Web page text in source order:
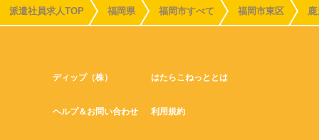
派遣社員求人TOP 福岡県 福岡市すべて 福岡市東区
ディップ（株） はたらこねっととは
ヘルプ＆お問い合わせ 利用規約